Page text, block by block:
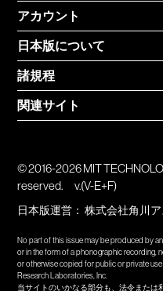
アカウント
日本版について
諸規程
関連サイト
© 2016-2026 MIT
reserved.
v.(V-E+F)
日本版運営：株式会社角川
No part of this issue may be produced by
or in the form of a phonographic recording,
or otherwise copied for public or private
Research Laboratories, Inc.
当サイトのいかなる部分も、法令または